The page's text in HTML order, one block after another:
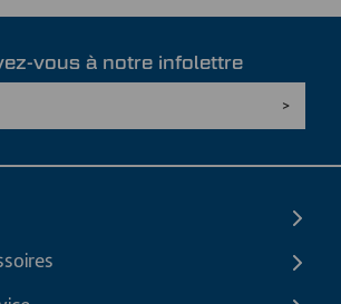
vous à notre infolettre